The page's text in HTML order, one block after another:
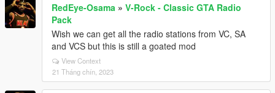
RedEye-Osama » V-Rock - Classic GTA Radio
Pack
Wish we can get all the radio stations from VC, SA
and VCS but this is still a goated mod
View Context
21 Tháng chín, 2023